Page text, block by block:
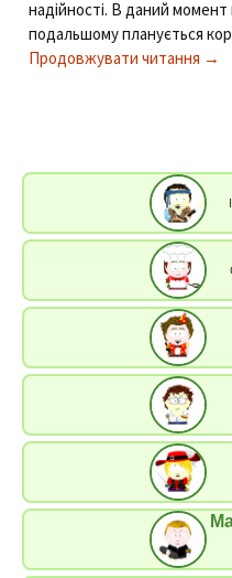
надійності. В даний момент
подальшому планується
Продовжувати читання →